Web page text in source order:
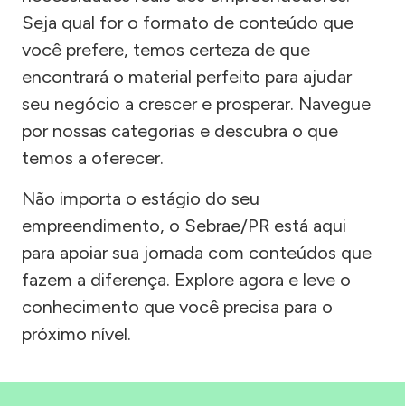
Seja qual for o formato de conteúdo que
você prefere, temos certeza de que
encontrará o material perfeito para ajudar
seu negócio a crescer e prosperar. Navegue
por nossas categorias e descubra o que
temos a oferecer.
Não importa o estágio do seu
empreendimento, o Sebrae/PR está aqui
para apoiar sua jornada com conteúdos que
fazem a diferença. Explore agora e leve o
conhecimento que você precisa para o
próximo nível.